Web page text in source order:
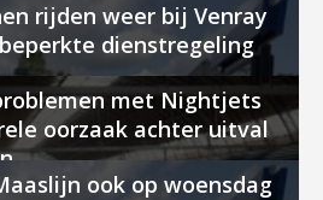
rijden weer bij Venray
dienstregeling
met Nightjets
oorzaak achter uitval
ook op woensdag